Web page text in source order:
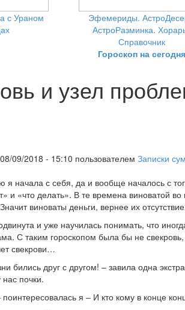
с Ураном
Эфемериды.
АстроРазминка.
Справочник
Гороскоп на сегодня
и узел
09/2018 - 15:10 пользователем Записки
я начала с себя, да и вообще началось с
и «что делать». В те времена виноватой
виноваты деньги, вернее их
и уже научилась понимать, что
С таким гороскопом была бы не
свекрови…
бились друг с другом! – завила одна
почки.
я – И кто кому в конце